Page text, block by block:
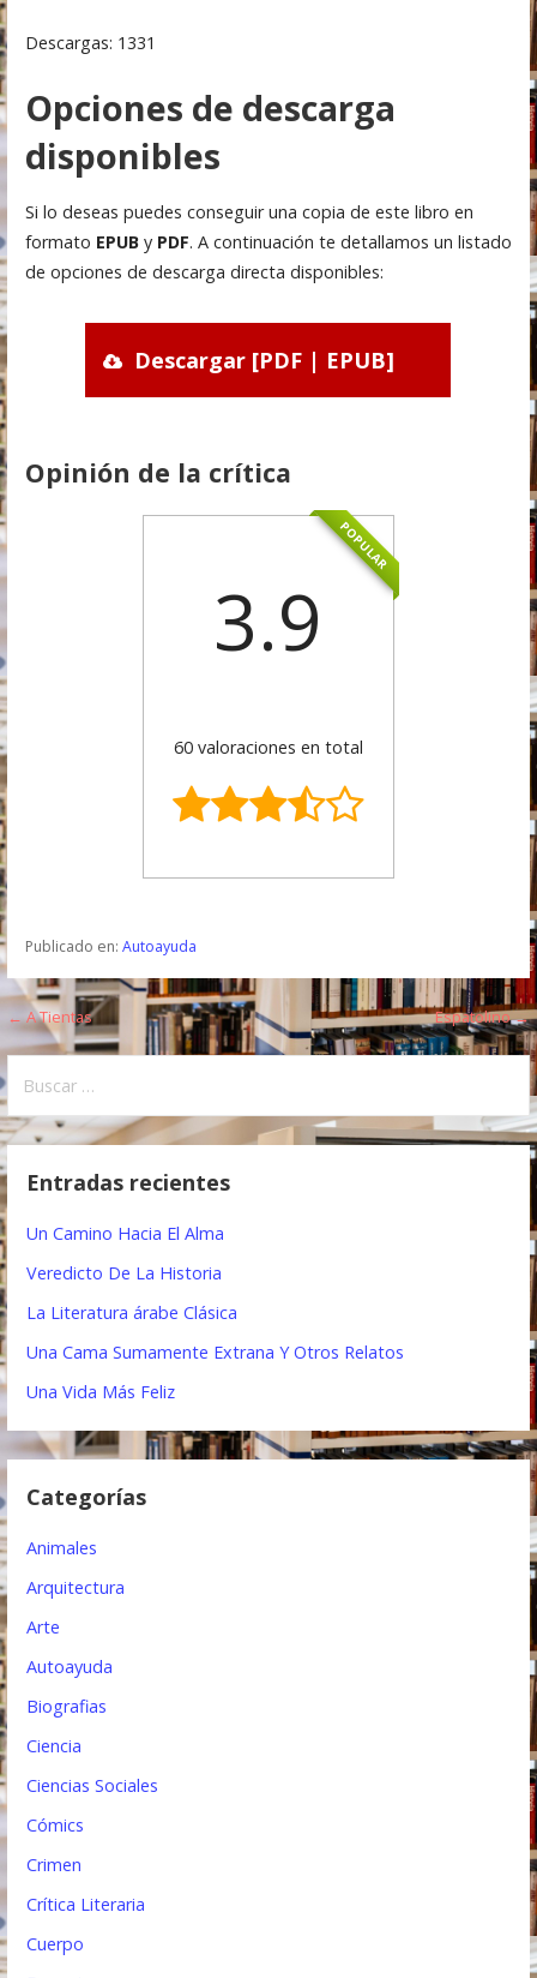
Descargas: 1331
Opciones de descarga
disponibles
Si lo deseas puedes conseguir una copia de este libro en
formato EPUBy PDF. A continuación te detallamos un listado
de opciones de descarga directa disponibles:
Descargar [PDF | EPUB]
Opinión de la crítica
POPULAR
3.9
60 valoraciones en total
Publicado en: Autoayuda
N
a
v
e
a
ó
d
n
← A Tientas Espatolino →
s
Entradas recientes
Un Camino Hacia El Alma
Veredicto De La Historia
La Literatura árabe Clásica
Una Cama Sumamente Extrana Y Otros Relatos
Una Vida Más Feliz
Categorías
Animales
Arquitectura
Arte
Autoayuda
Biografias
Ciencia
Ciencias Sociales
Cómics
Crimen
Crítica Literaria
Cuerpo